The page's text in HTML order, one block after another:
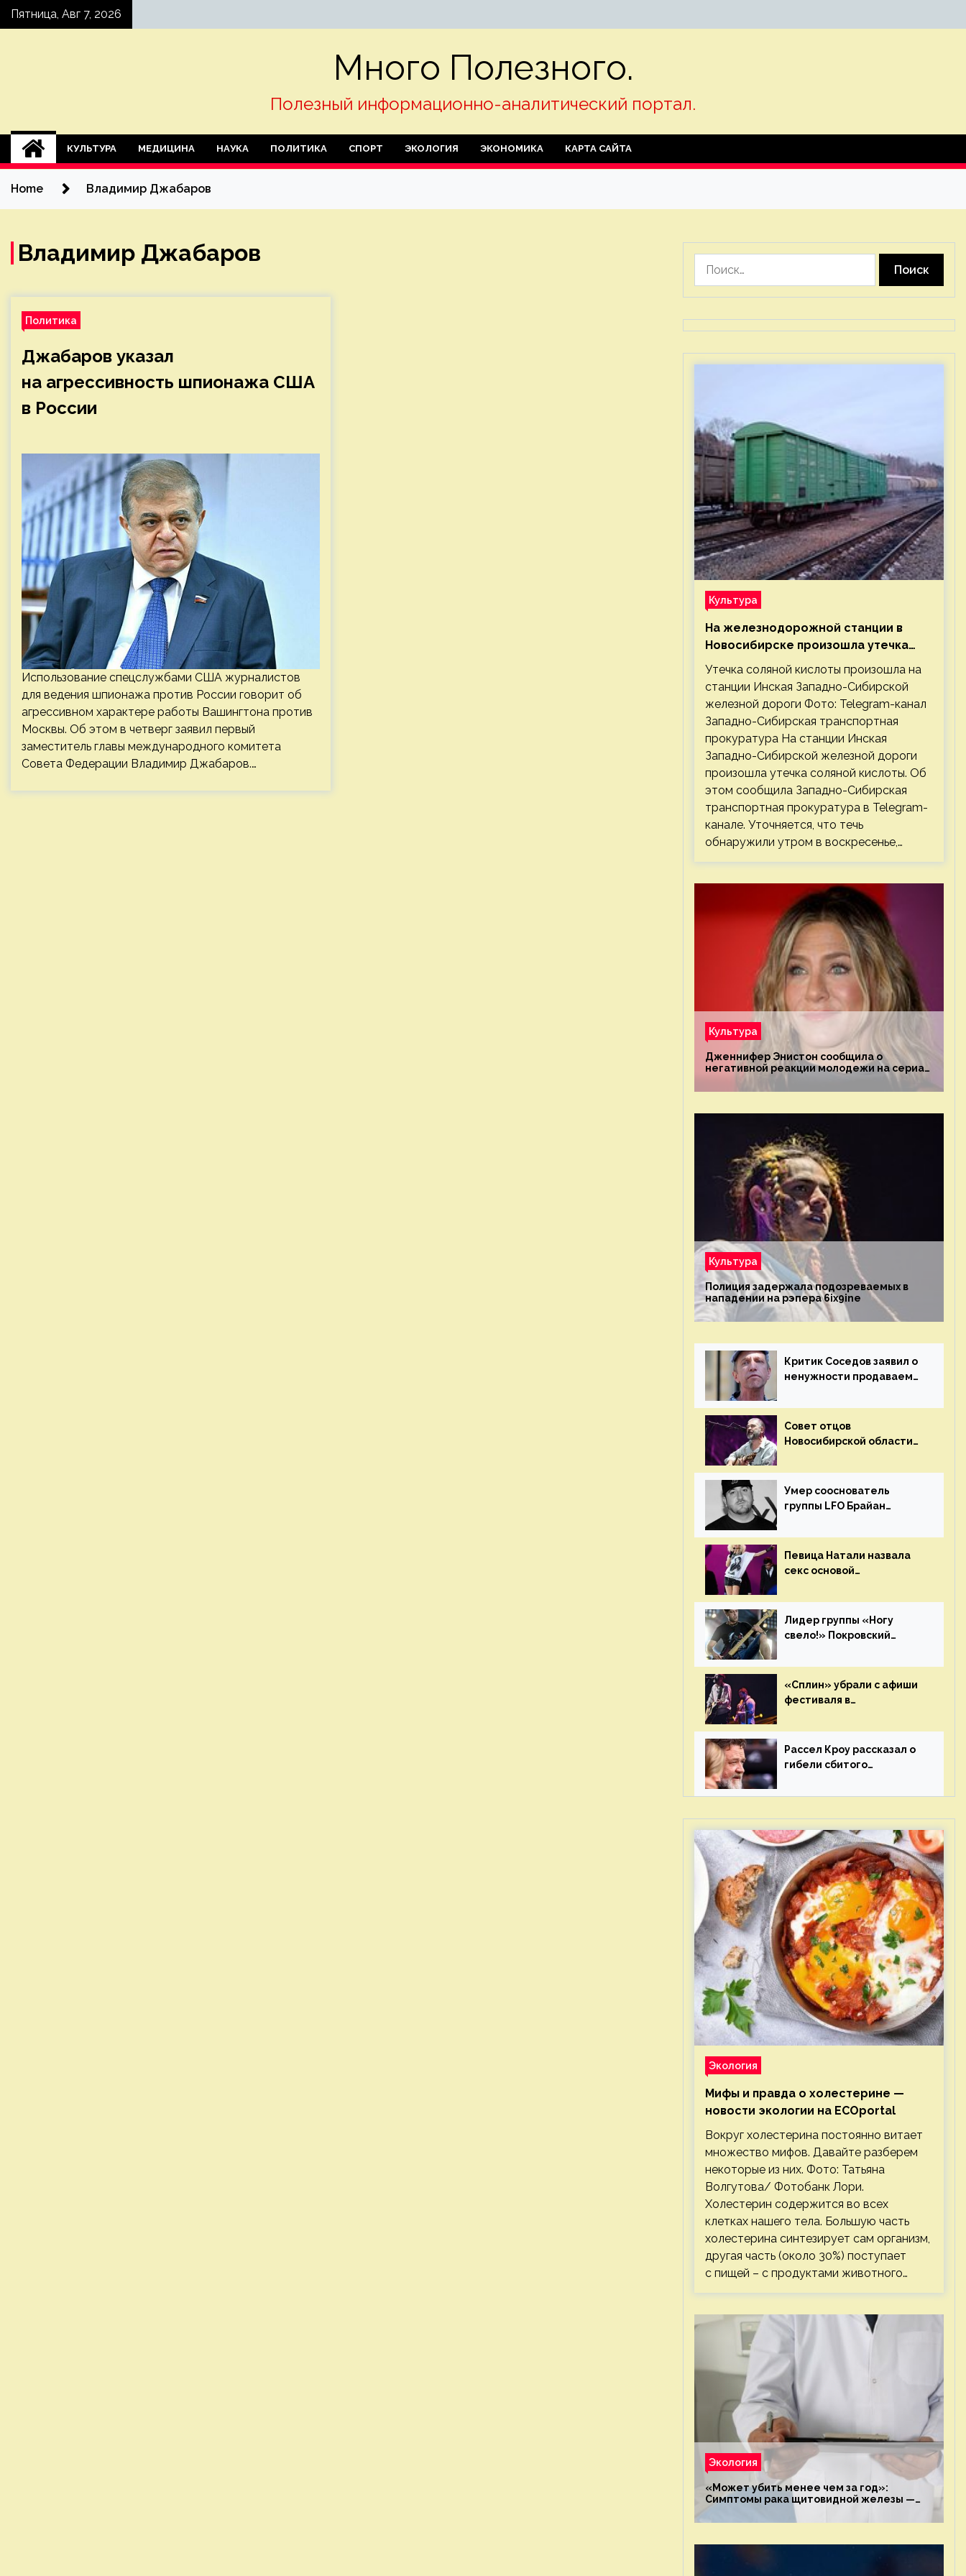
SkipПятница, Авг 7, 2026
Много Полезного.
Полезный информационно-аналитический портал.
КУЛЬТУРА МЕДИЦИНА НАУКА ПОЛИТИКА СПОРТ ЭКОЛОГИЯ ЭКОНОМИКА КАРТА САЙТА
Home Владимир Джабаров
Владимир Джабаров
Политика
Джабаров указал
на агрессивность шпионажа США
в России
Использование спецслужбами США журналистов
для ведения шпионажа против России говорит об
агрессивном характере работы Вашингтона против
Москвы. Об этом в четверг заявил первый
заместитель главы международного комитета
Совета Федерации Владимир Джабаров.…
Культура
На железнодорожной станции в
Новосибирске произошла утечка
соляной кислоты
Утечка соляной кислоты произошла на
станции Инская Западно-Сибирской
железной дороги Фото: Telegram-канал
Западно-Сибирская транспортная
прокуратура На станции Инская
Западно-Сибирской железной дороги
произошла утечка соляной кислоты. Об
этом сообщила Западно-Сибирская
транспортная прокуратура в Telegram-
канале. Уточняется, что течь
обнаружили утром в воскресенье,…
Культура
Дженнифер Энистон сообщила о
негативной реакции молодежи на сериал
Культура
Полиция задержала подозреваемых в
нападении на рэпера 6ix9ine
Критик Соседов заявил о
ненужности продаваемых
песен
Совет отцов
Новосибирской области
концерт группы «Сплин»
Умер сооснователь
группы LFO Брайан
Певица Натали назвала
секс основой
Лидер группы «Ногу
свело!» Покровский
иноагента
«Сплин» убрали с афиши
фестиваля в
жалобы «Союза отцов»
Рассел Кроу рассказал о
гибели сбитого
Экология
Мифы и правда о холестерине —
новости экологии на ECOportal
Вокруг холестерина постоянно витает
множество мифов. Давайте разберем
некоторые из них. Фото: Татьяна
Волгутова/ Фотобанк Лори.
Холестерин содержится во всех
клетках нашего тела. Большую часть
холестерина синтезирует сам организм,
другая часть (около 30%) поступает
с пищей – с продуктами животного…
Экология
«Может убить менее чем за год»:
Симптомы рака щитовидной железы —
новости экологии на ECOportal